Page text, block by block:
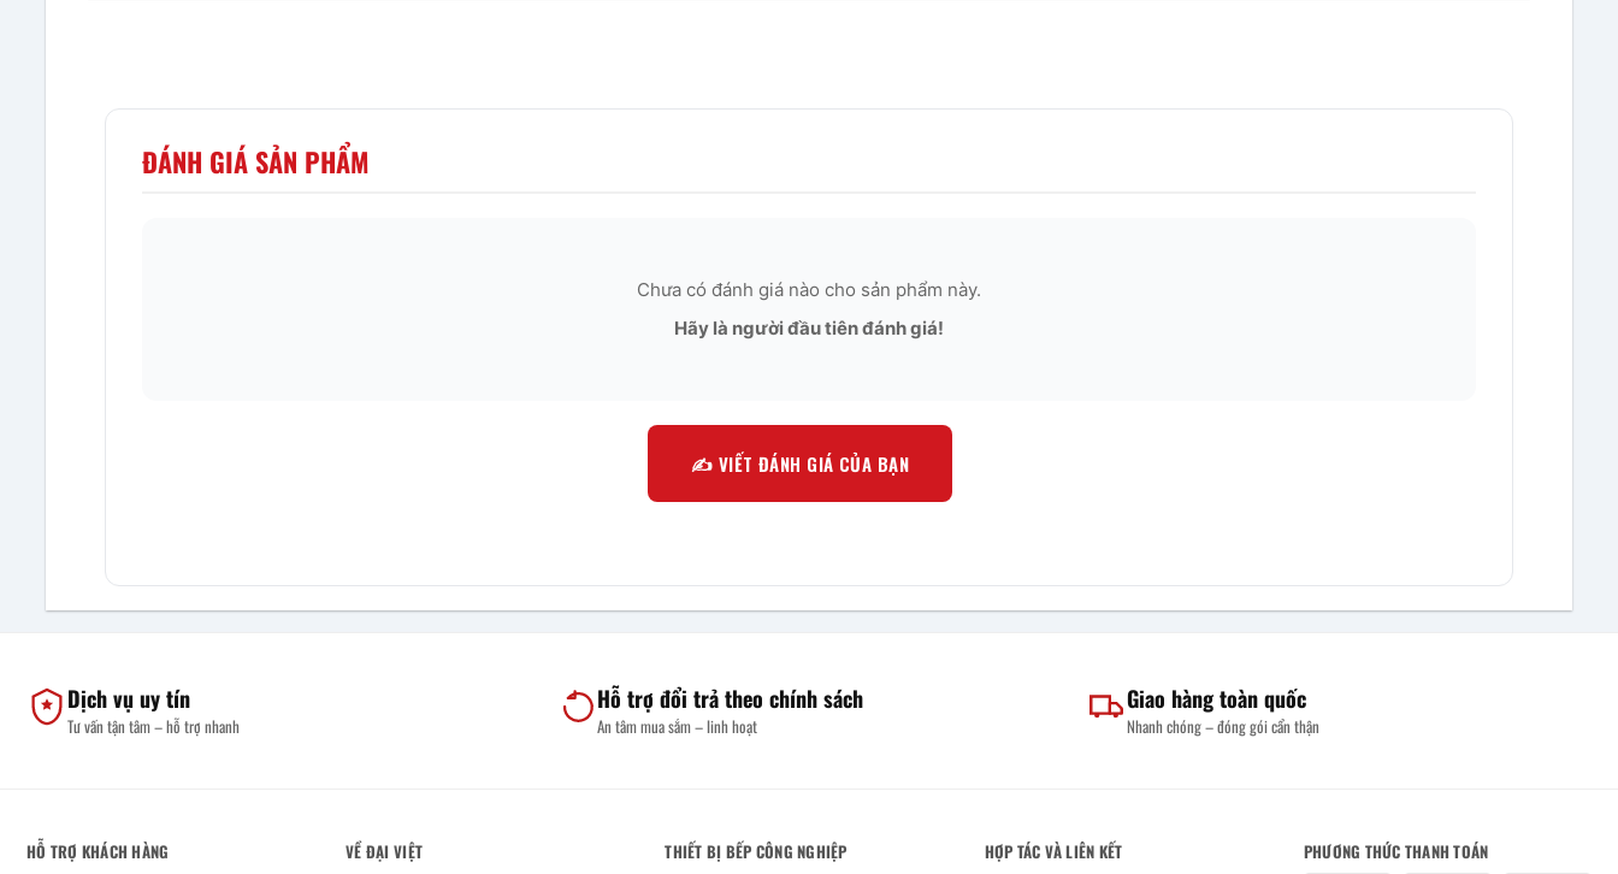
ĐÁNH GIÁ SẢN PHẨM
Chưa có đánh giá nào cho sản phẩm này.
Hãy là người đầu tiên đánh giá!
✍️ VIẾT ĐÁNH GIÁ CỦA BẠN
Dịch vụ uy tín
Tư vấn tận tâm – hỗ trợ nhanh
Hỗ trợ đổi trả theo chính sách
An tâm mua sắm – linh hoạt
Giao hàng toàn quốc
Nhanh chóng – đóng gói cẩn thận
HỖ TRỢ KHÁCH HÀNG
VỀ ĐẠI VIỆT
THIẾT BỊ BẾP CÔNG NGHIỆP
HỢP TÁC VÀ LIÊN KẾT
PHƯƠNG THỨC THANH TOÁN